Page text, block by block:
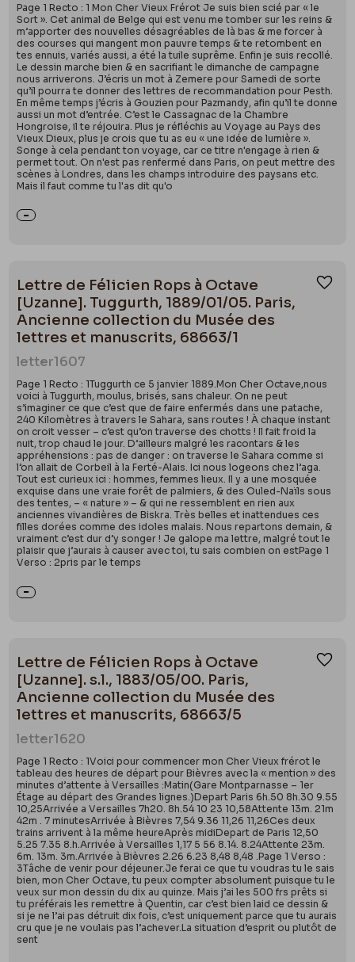
Page 1 Recto : 1 Mon Cher Vieux Frérot Je suis bien scié par « le
Sort ». Cet animal de Belge qui est venu me tomber sur les reins &
m’apporter des nouvelles désagréables de là bas & me forcer à
des courses qui mangent mon pauvre temps & te retombent en
tes ennuis, variés aussi, a été la tuile suprême. Enfin je suis recollé.
Le dessin marche bien & en sacrifiant le dimanche de campagne
nous arriverons. J’écris un mot à Zemere pour Samedi de sorte
qu’il pourra te donner des lettres de recommandation pour Pesth.
En même temps j’écris à Gouzien pour Pazmandy, afin qu’il te donne
aussi un mot d’entrée. C’est le Cassagnac de la Chambre
Hongroise, il te réjouira. Plus je réfléchis au Voyage au Pays des
Vieux Dieux, plus je crois que tu as eu « une idée de lumière ».
Songe à cela pendant ton voyage, car ce titre n'engage à rien &
permet tout. On n'est pas renfermé dans Paris, on peut mettre des
scènes à Londres, dans les champs introduire des paysans etc.
Mais il faut comme tu l'as dit qu'o
Lettre de Félicien Rops à Octave
[Uzanne]. Tuggurth, 1889/01/05. Paris,
Ancienne collection du Musée des
lettres et manuscrits, 68663/1
letter1607
Page 1 Recto : 1Tuggurth ce 5 janvier 1889.Mon Cher Octave,nous
voici à Tuggurth, moulus, brisés, sans chaleur. On ne peut
s’imaginer ce que c’est que de faire enfermés dans une patache,
240 Kilomètres à travers le Sahara, sans routes ! À chaque instant
on croit vesser – c’est qu’on traverse des chotts ! Il fait froid la
nuit, trop chaud le jour. D’ailleurs malgré les racontars & les
appréhensions : pas de danger : on traverse le Sahara comme si
l’on allait de Corbeil à la Ferté-Alais. Ici nous logeons chez l’aga.
Tout est curieux ici : hommes, femmes lieux. Il y a une mosquée
exquise dans une vraie forêt de palmiers, & des Ouled-Naïls sous
des tentes, – « nature » – & qui ne ressemblent en rien aux
anciennes vivandières de Biskra. Très belles et inattendues ces
filles dorées comme des idoles malais. Nous repartons demain, &
vraiment c’est dur d’y songer ! Je galope ma lettre, malgré tout le
plaisir que j’aurais à causer avec toi, tu sais combien on estPage 1
Verso : 2pris par le temps
Lettre de Félicien Rops à Octave
[Uzanne]. s.l., 1883/05/00. Paris,
Ancienne collection du Musée des
lettres et manuscrits, 68663/5
letter1620
Page 1 Recto : 1Voici pour commencer mon Cher Vieux frérot le
tableau des heures de départ pour Bièvres avec la « mention » des
minutes d’attente à Versailles :Matin(Gare Montparnasse – 1er
Étage au départ des Grandes lignes.)Depart Paris 6h.50 8h.30 9.55
10,25Arrivée a Versailles 7h20. 8h.54 10 23 10,58Attente 13m. 21m
42m . 7 minutesArrivée à Bièvres 7,54 9.36 11,26 11,26Ces deux
trains arrivent à la même heureAprès midiDepart de Paris 12,50
5.25 7.35 8.h.Arrivée à Versailles 1,17 5 56 8.14. 8.24Attente 23m.
6m. 13m. 3m.Arrivée à Bièvres 2.26 6.23 8,48 8,48 .Page 1 Verso :
3Tâche de venir pour déjeuner.Je ferai ce que tu voudras tu le sais
bien, mon Cher Octave, tu peux compter absolument puisque tu le
veux sur mon dessin du dix au quinze. Mais j’ai les 500 frs prêts si
tu préférais les remettre à Quentin, car c’est bien laid ce dessin &
si je ne l’ai pas détruit dix fois, c’est uniquement parce que tu aurais
cru que je ne voulais pas l’achever.La situation d’esprit ou plutôt de
sent